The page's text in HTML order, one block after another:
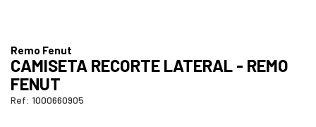
Remo Fenut
CAMISETA RECORTE LATERAL - REMO
FENUT
Ref: 1000660905